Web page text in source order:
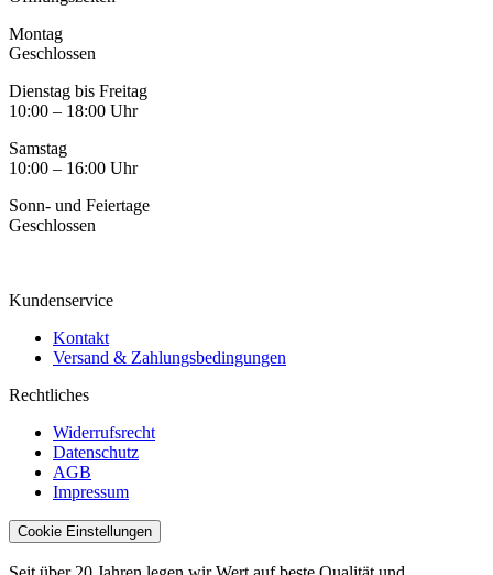
Montag
Geschlossen
Dienstag bis Freitag
10:00 – 18:00 Uhr
Samstag
10:00 – 16:00 Uhr
Sonn- und Feiertage
Geschlossen
Kundenservice
Kontakt
Versand & Zahlungsbedingungen
Rechtliches
Widerrufsrecht
Datenschutz
AGB
Impressum
Cookie Einstellungen